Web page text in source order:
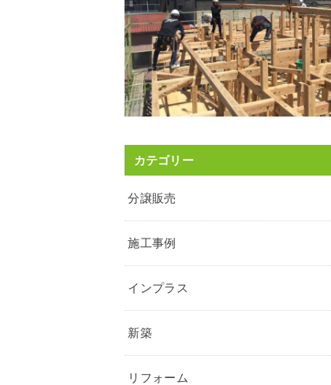
カテゴリー
分譲販売
施工事例
インプラス
新築
リフォーム